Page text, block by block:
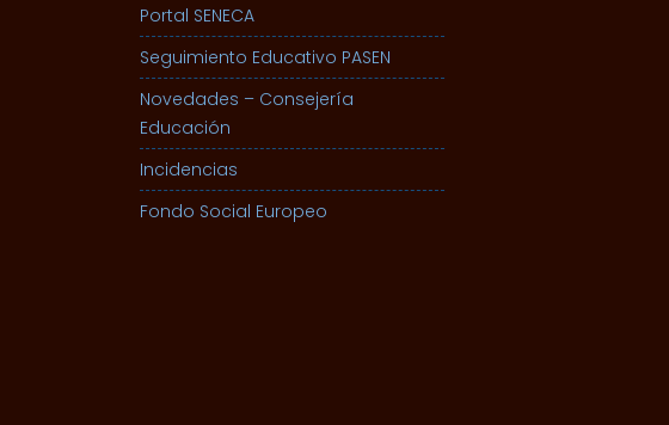
Portal SENECA
Seguimiento Educativo PASEN
Novedades – Consejería
Educación
Incidencias
Fondo Social Europeo